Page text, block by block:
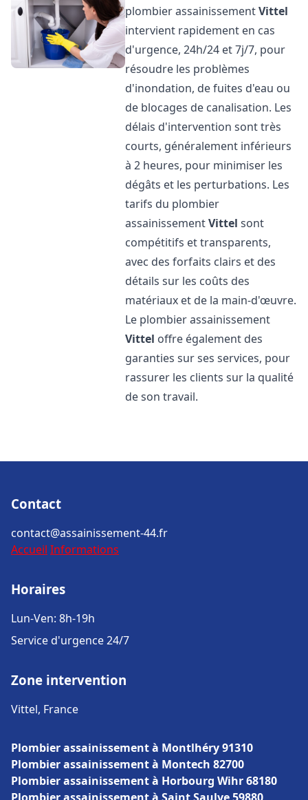
plombier assainissementVittel
intervient rapidement en cas
d'urgence, 24h/24 et 7j/7, pour
résoudre les problèmes
d'inondation, de fuites d'eau ou
de blocages de canalisation. Les
délais d'intervention sont très
courts, généralement inférieurs
à 2 heures, pour minimiser les
dégâts et les perturbations. Les
tarifs du plombier
assainissementVittel sont
compétitifs et transparents,
avec des forfaits clairs et des
détails sur les coûts des
matériaux et de la main-d'œuvre.
Le plombier assainissement
Vittel offre également des
garanties sur ses services, pour
rassurer les clients sur la qualité
de son travail.
Contact
contact@assainissement-44.fr
Accueil Informations
Horaires
Lun-Ven: 8h-19h
Service d'urgence 24/7
Zone intervention
Vittel, France
Plombier assainissement à Montlhéry 91310
Plombier assainissement à Montech 82700
Plombier assainissement à Horbourg Wihr 68180